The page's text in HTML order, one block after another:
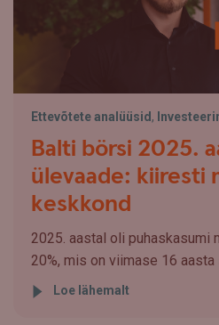
Ettevõtete analüüsid ,
Balti börsi 2025.
ülevaade: kiiresti
keskkond
2025. aastal oli puhaskasumi
20%, mis on viimase 16
Loe lähemalt